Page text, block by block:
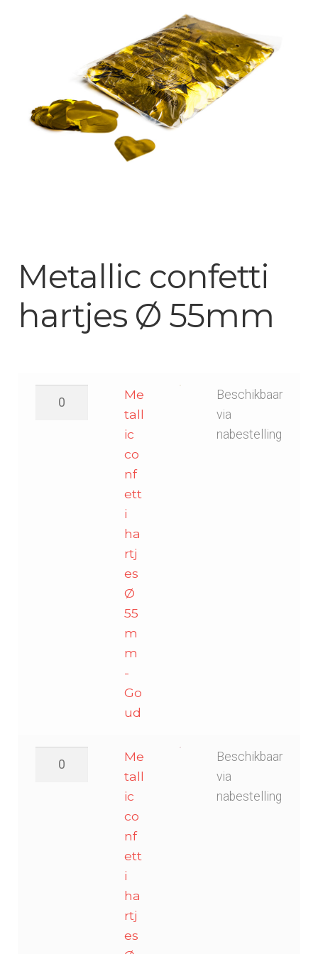
Metallic confetti
hartjes Ø 55mm
Me
tall
ic
co
nf
ett
i
ha
rtj
es
Ø
55
m
m
-
Go
ud
Beschikbaar
via
nabestelling
Me
tall
ic
co
nf
ett
i
ha
rtj
es
Beschikbaar
via
nabestelling